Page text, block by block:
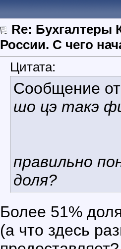
Re: Бухгалтеры
России. C чего
Цитата:
Сообщение
шо цэ такэ
правильно
доля?
Более 51%
(а что здесь